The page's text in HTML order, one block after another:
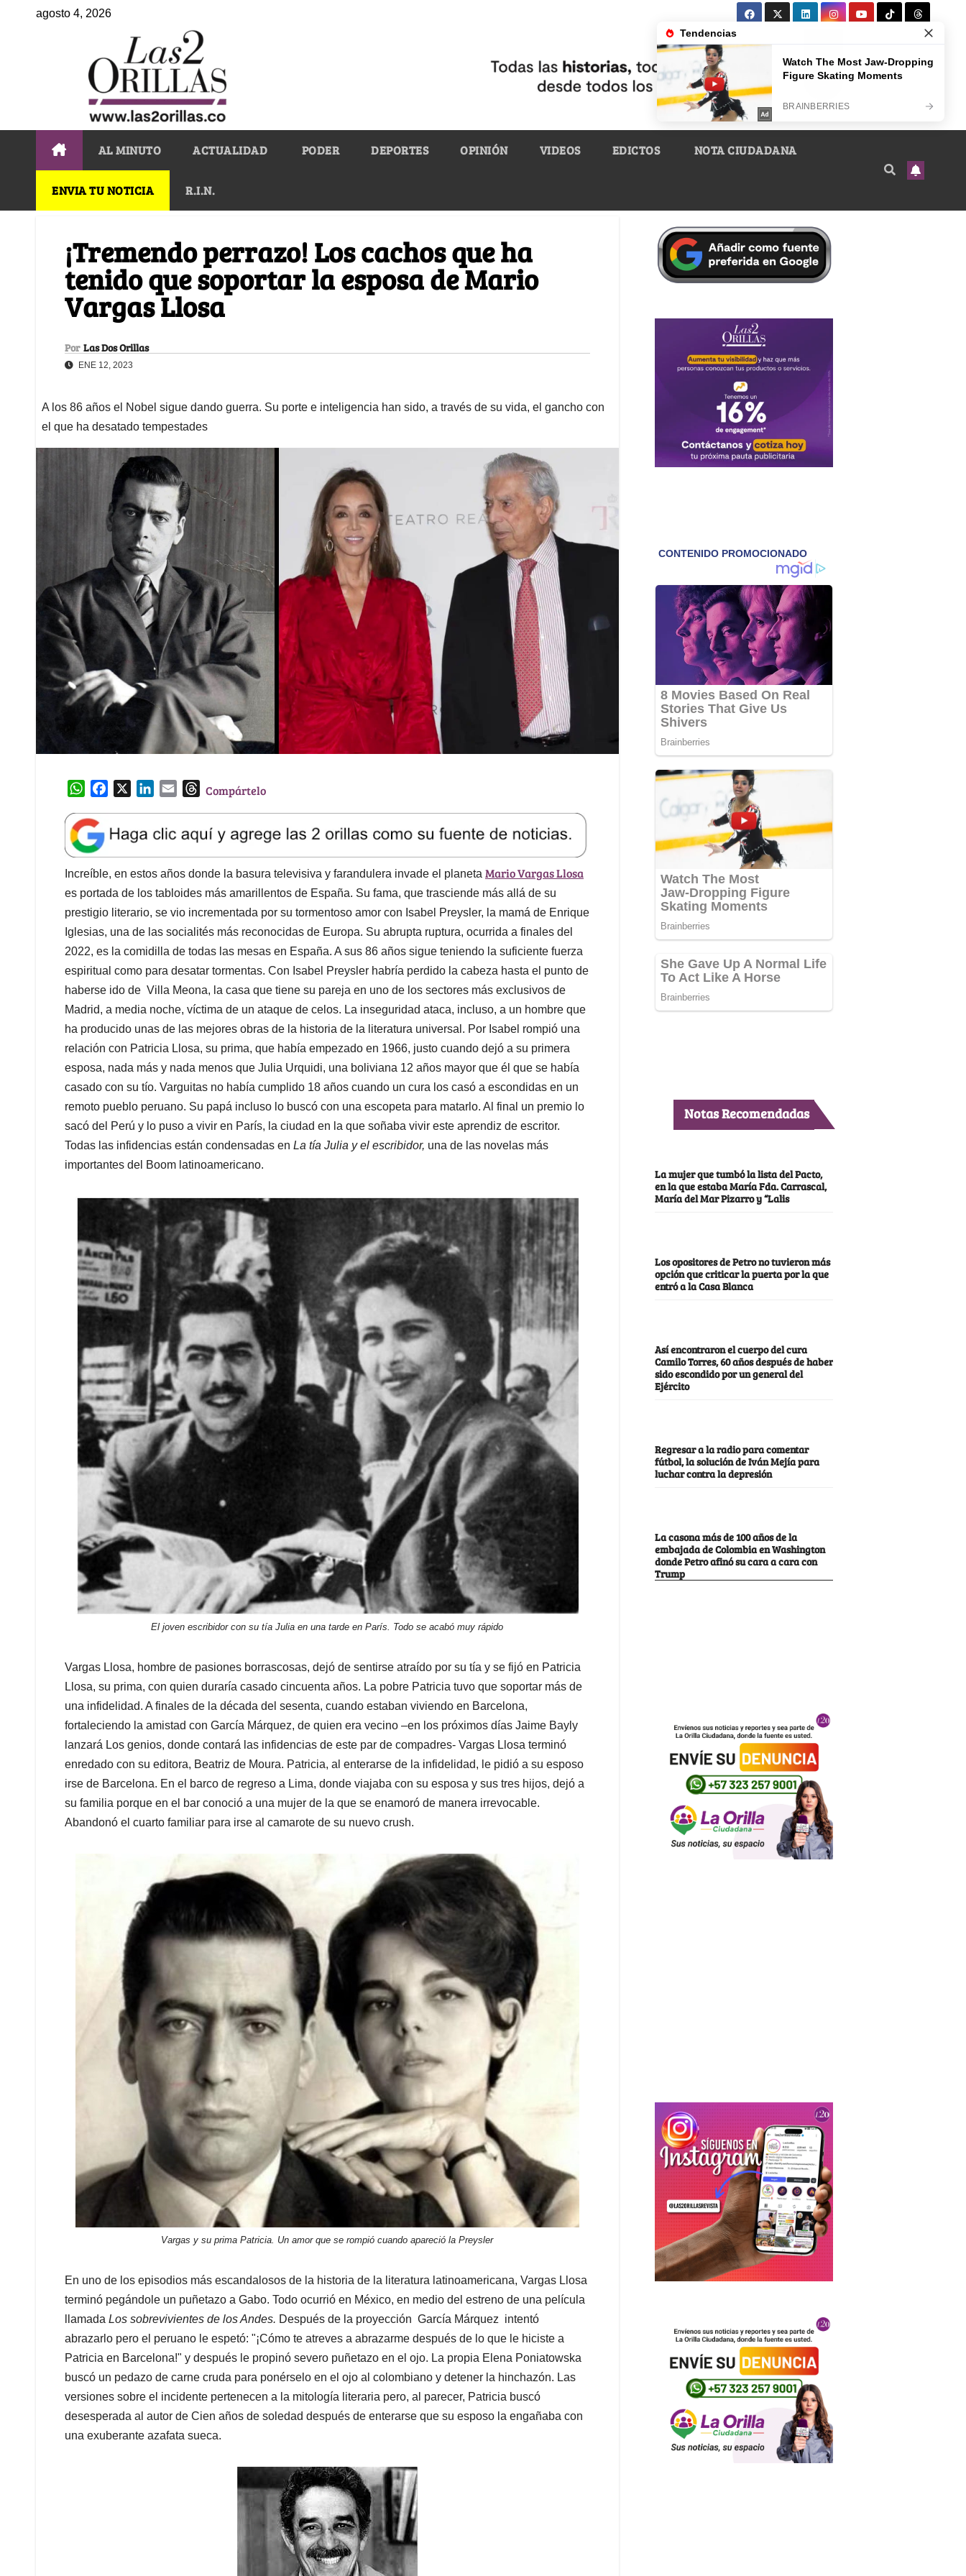
agosto 4, 2026
AL MINUTO ACTUALIDAD PODER DEPORTES OPINIÓN VIDEOS EDICTOS NOTA CIUDADANA
ENVIA TU NOTICIA R.I.N.
¡Tremendo perrazo! Los cachos que ha
tenido que soportar la esposa de Mario
Vargas Llosa
Por Las Dos Orillas
ENE 12, 2023
A los 86 años el Nobel sigue dando guerra. Su porte e inteligencia han sido, a través de su vida, el gancho con
el que ha desatado tempestades
W
a
t
s
A
p
p
e
b
o
o
k
k
e
d
I
n
l
T
e
a
d
s
Compártelo
Increíble, en estos años donde la basura televisiva y farandulera invade el planeta Mario Vargas Llosa
es portada de los tabloides más amarillentos de España. Su fama, que trasciende más allá de su
prestigio literario, se vio incrementada por su tormentoso amor con Isabel Preysler, la mamá de Enrique
Iglesias, una de las socialités más reconocidas de Europa. Su abrupta ruptura, ocurrida a finales del
2022, es la comidilla de todas las mesas en España. A sus 86 años sigue teniendo la suficiente fuerza
espiritual como para desatar tormentas. Con Isabel Preysler habría perdido la cabeza hasta el punto de
haberse ido de Villa Meona, la casa que tiene su pareja en uno de los sectores más exclusivos de
Madrid, a media noche, víctima de un ataque de celos. La inseguridad ataca, incluso, a un hombre que
ha producido unas de las mejores obras de la historia de la literatura universal. Por Isabel rompió una
relación con Patricia Llosa, su prima, que había empezado en 1966, justo cuando dejó a su primera
esposa, nada más y nada menos que Julia Urquidi, una boliviana 12 años mayor que él que se había
casado con su tío. Varguitas no había cumplido 18 años cuando un cura los casó a escondidas en un
remoto pueblo peruano. Su papá incluso lo buscó con una escopeta para matarlo. Al final un premio lo
sacó del Perú y lo puso a vivir en París, la ciudad en la que soñaba vivir este aprendiz de escritor.
Todas las infidencias están condensadas en La tía Julia y el escribidor, una de las novelas más
importantes del Boom latinoamericano.
El joven escribidor con su tía Julia en una tarde en París. Todo se acabó muy rápido
Vargas Llosa, hombre de pasiones borrascosas, dejó de sentirse atraído por su tía y se fijó en Patricia
Llosa, su prima, con quien duraría casado cincuenta años. La pobre Patricia tuvo que soportar más de
una infidelidad. A finales de la década del sesenta, cuando estaban viviendo en Barcelona,
fortaleciendo la amistad con García Márquez, de quien era vecino –en los próximos días Jaime Bayly
lanzará Los genios, donde contará las infidencias de este par de compadres- Vargas Llosa terminó
enredado con su editora, Beatriz de Moura. Patricia, al enterarse de la infidelidad, le pidió a su esposo
irse de Barcelona. En el barco de regreso a Lima, donde viajaba con su esposa y sus tres hijos, dejó a
su familia porque en el bar conoció a una mujer de la que se enamoró de manera irrevocable.
Abandonó el cuarto familiar para irse al camarote de su nuevo crush.
Vargas y su prima Patricia. Un amor que se rompió cuando apareció la Preysler
En uno de los episodios más escandalosos de la historia de la literatura latinoamericana, Vargas Llosa
terminó pegándole un puñetazo a Gabo. Todo ocurrió en México, en medio del estreno de una película
llamada Los sobrevivientes de los Andes. Después de la proyección García Márquez intentó
abrazarlo pero el peruano le espetó: "¡Cómo te atreves a abrazarme después de lo que le hiciste a
Patricia en Barcelona!" y después le propinó severo puñetazo en el ojo. La propia Elena Poniatowska
buscó un pedazo de carne cruda para ponérselo en el ojo al colombiano y detener la hinchazón. Las
versiones sobre el incidente pertenecen a la mitología literaria pero, al parecer, Patricia buscó
desesperada al autor de Cien años de soledad después de enterarse que su esposo la engañaba con
una exuberante azafata sueca.
Notas Recomendadas
La mujer que tumbó la lista del Pacto,
en la que estaba María Fda. Carrascal,
María del Mar Pizarro y “Lalis
Los opositores de Petro no tuvieron más
opción que criticar la puerta por la que
entró a la Casa Blanca
Así encontraron el cuerpo del cura
Camilo Torres, 60 años después de haber
sido escondido por un general del
Ejército
Regresar a la radio para comentar
fútbol, la solución de Iván Mejía para
luchar contra la depresión
La casona más de 100 años de la
embajada de Colombia en Washington
donde Petro afinó su cara a cara con
Trump